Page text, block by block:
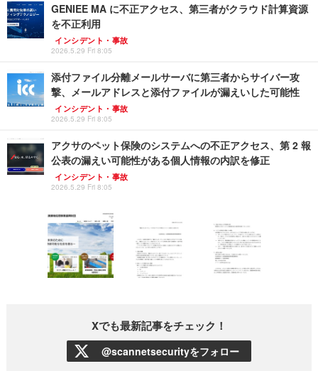
GENIEE MA に不正アクセス、第三者がクラウド計算資源
を不正利用
インシデント・事故
2026.5.29 Fri 8:05
添付ファイル分離メールサーバに第三者からサイバー攻
撃、メールアドレスと添付ファイルが漏えいした可能性
インシデント・事故
2026.5.29 Fri 8:05
アクサのペット保険のシステムへの不正アクセス、第 2 報
公表の漏えい可能性がある個人情報の内訳を修正
インシデント・事故
2026.5.29 Fri 8:05
Xでも最新記事をチェック！
@scannetsecurityをフォロー